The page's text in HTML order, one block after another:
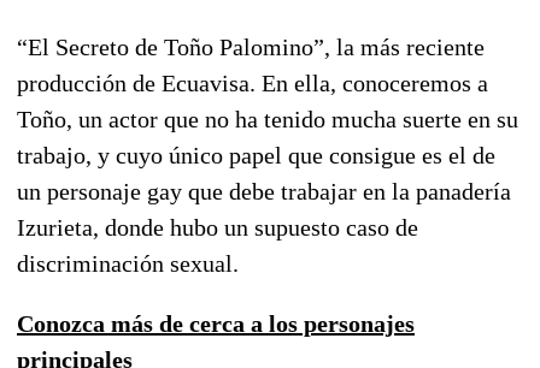
“El Secreto de Toño Palomino”, la más reciente
producción de Ecuavisa. En ella, conoceremos a
Toño, un actor que no ha tenido mucha suerte en su
trabajo, y cuyo único papel que consigue es el de
un personaje gay que debe trabajar en la panadería
Izurieta, donde hubo un supuesto caso de
discriminación sexual.
Conozca más de cerca a los personajes
principales